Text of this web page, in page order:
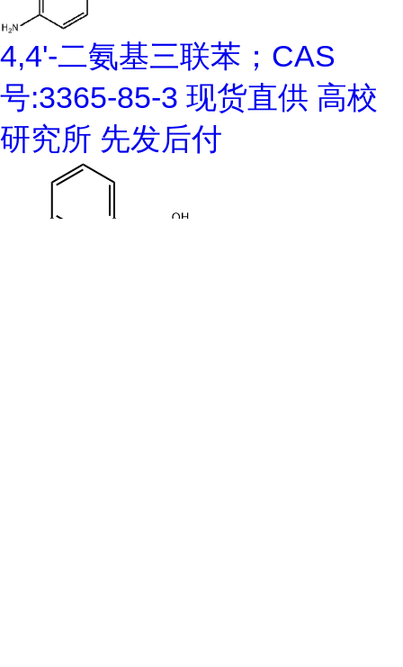
4,4'-二氨基三联苯；CAS
号:3365-85-3 现货直供 高校
研究所 先发后付